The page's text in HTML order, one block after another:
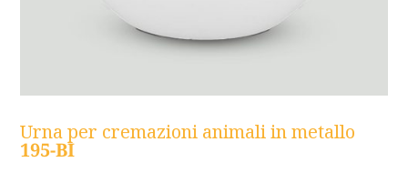
Urna per cremazioni animali in metallo
195-BI